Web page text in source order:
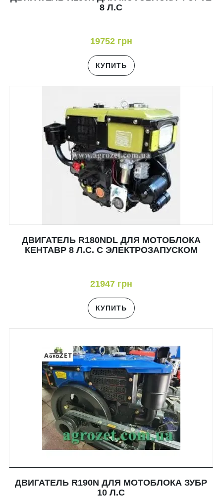
8 Л.С
19752 грн
КУПИТЬ
ДВИГАТЕЛЬ R180NDL ДЛЯ МОТОБЛОКА
КЕНТАВР 8 Л.С. С ЭЛЕКТРОЗАПУСКОМ
21947 грн
КУПИТЬ
ДВИГАТЕЛЬ R190N ДЛЯ МОТОБЛОКА ЗУБР
10 Л.С